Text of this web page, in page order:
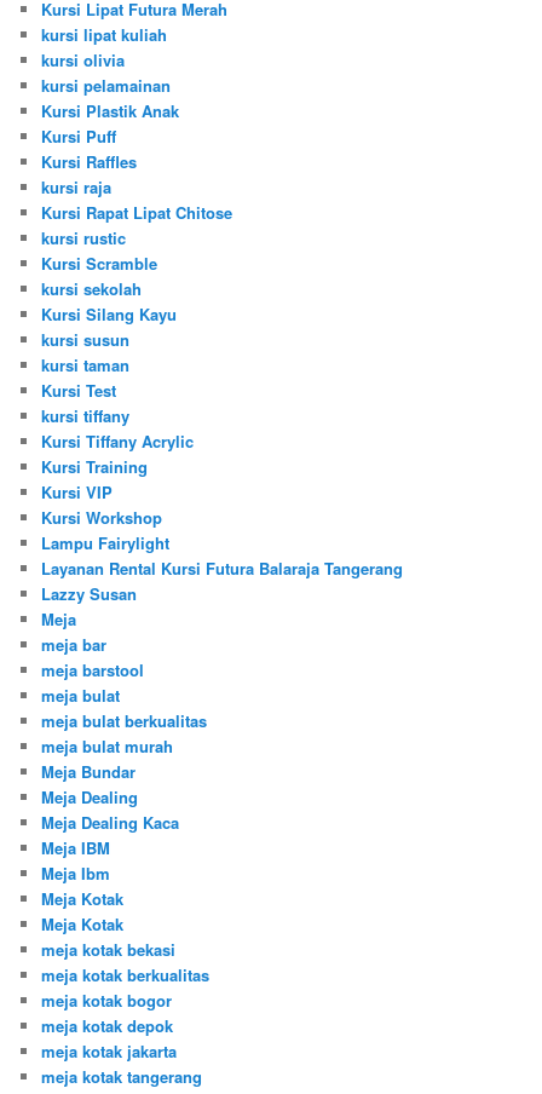
Kursi Lipat Futura Merah
kursi lipat kuliah
kursi olivia
kursi pelamainan
Kursi Plastik Anak
Kursi Puff
Kursi Raffles
kursi raja
Kursi Rapat Lipat Chitose
kursi rustic
Kursi Scramble
kursi sekolah
Kursi Silang Kayu
kursi susun
kursi taman
Kursi Test
kursi tiffany
Kursi Tiffany Acrylic
Kursi Training
Kursi VIP
Kursi Workshop
Lampu Fairylight
Layanan Rental Kursi Futura Balaraja Tangerang
Lazzy Susan
Meja
meja bar
meja barstool
meja bulat
meja bulat berkualitas
meja bulat murah
Meja Bundar
Meja Dealing
Meja Dealing Kaca
Meja IBM
Meja Ibm
Meja Kotak
Meja Kotak
meja kotak bekasi
meja kotak berkualitas
meja kotak bogor
meja kotak depok
meja kotak jakarta
meja kotak tangerang